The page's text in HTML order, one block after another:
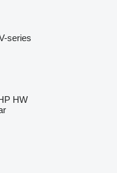
series
HW